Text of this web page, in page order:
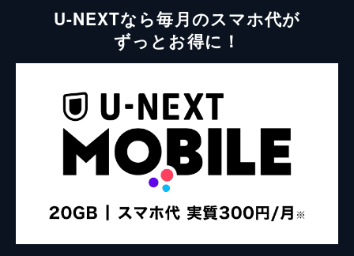
U-NEXTなら毎月のスマホ代が
ずっとお得に！